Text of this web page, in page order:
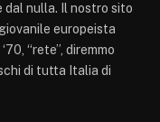
dal nulla. Il nostro sito
europeista
“rete”, diremmo
di tutta Italia di